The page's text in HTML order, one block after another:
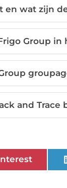
en wat zijn
Group in
and Trace